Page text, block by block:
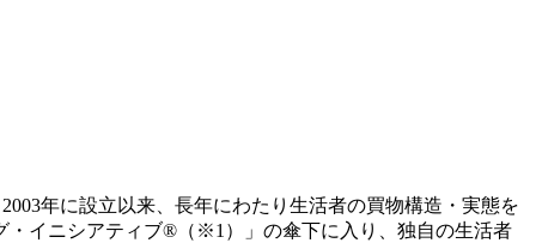
年に設立以来、長年にわたり生活者の買物構造・実態を
・イニシアティブ®（※1）」の傘下に入り、独自の生活者